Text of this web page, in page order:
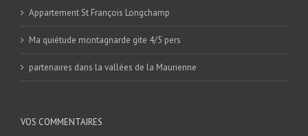
Appartement St François Longchamp
Ma quiétude montagnarde gite 4/5 pers
partenaires dans la vallées de la Maurienne
VOS COMMENTAIRES